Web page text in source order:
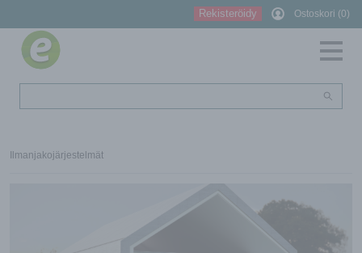
Rekisteröidy Ostoskori (0)
Ilmanjakojärjestelmät